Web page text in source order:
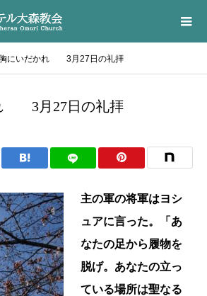
にいだかれ 3月27日の礼拝
3月27日の礼拝
主の軍の将軍はヨシ
ュアに言った。「あ
なたの足から履物を
脱げ。あなたの立っ
ている場所は聖なる